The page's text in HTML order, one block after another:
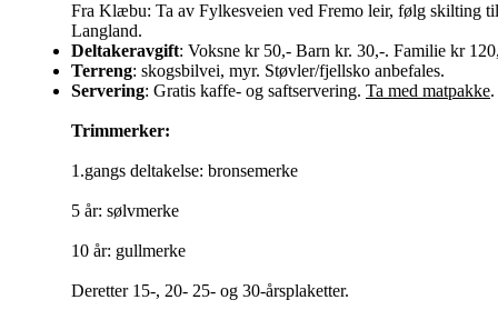
Fra Klæbu: Ta av Fylkesveien ved Fremo leir, følg skilting til
Langland.
Deltakeravgift: Voksne kr 50,- Barn kr. 30,-. Familie kr
Terreng: skogsbilvei, myr. Støvler/fjellsko anbefales.
Servering: Gratis kaffe- og saftservering. Ta med matpakke.
Trimmerker:
1.gangs deltakelse: bronsemerke
5 år: sølvmerke
10 år: gullmerke
Deretter 15-, 20- 25- og 30-årsplaketter.